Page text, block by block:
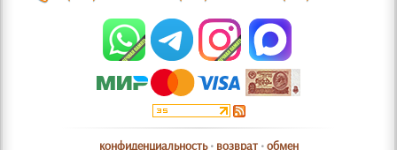
конфиденциальность• возврат•обмен